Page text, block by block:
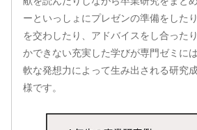
ーといっしょにプレゼンの準備をした
を交わしたり、アドバイスをし合った
かできない充実した学びが専門ゼミに
軟な発想力によって生み出される研究
様です。